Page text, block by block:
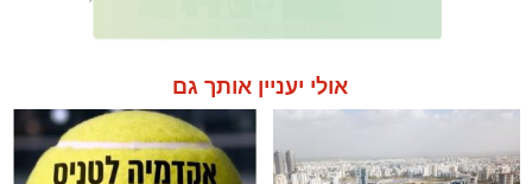
אולי יעניין אותך גם